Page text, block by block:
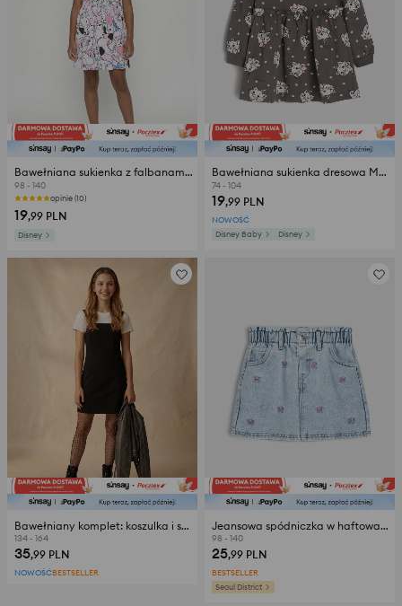
Bawełniana sukienka z falbanami Disney
98 - 140
opinie (10)
19,99 PLN
Disney
Bawełniana sukienka dresowa Marie
74 - 104
19,99 PLN
NOWOŚĆ
Disney Baby
Disney
Bawełniany komplet: koszulka i sukienka
134 - 164
35,99 PLN
NOWOŚĆBESTSELLER
Jeansowa spódniczka w haftowane kokardki
98 - 140
25,99 PLN
BESTSELLER
Seoul District